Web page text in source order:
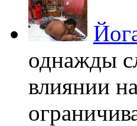
однажды
влиянии